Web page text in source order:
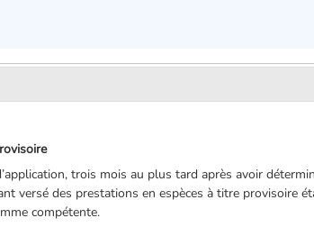
trois mois au plus tard après avoir
versé des prestations en espèces à titre provisoire
compétente.